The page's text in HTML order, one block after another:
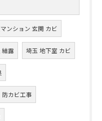
ンション 玄関 カビ
結露 埼玉 地下室 カビ
カビ工事